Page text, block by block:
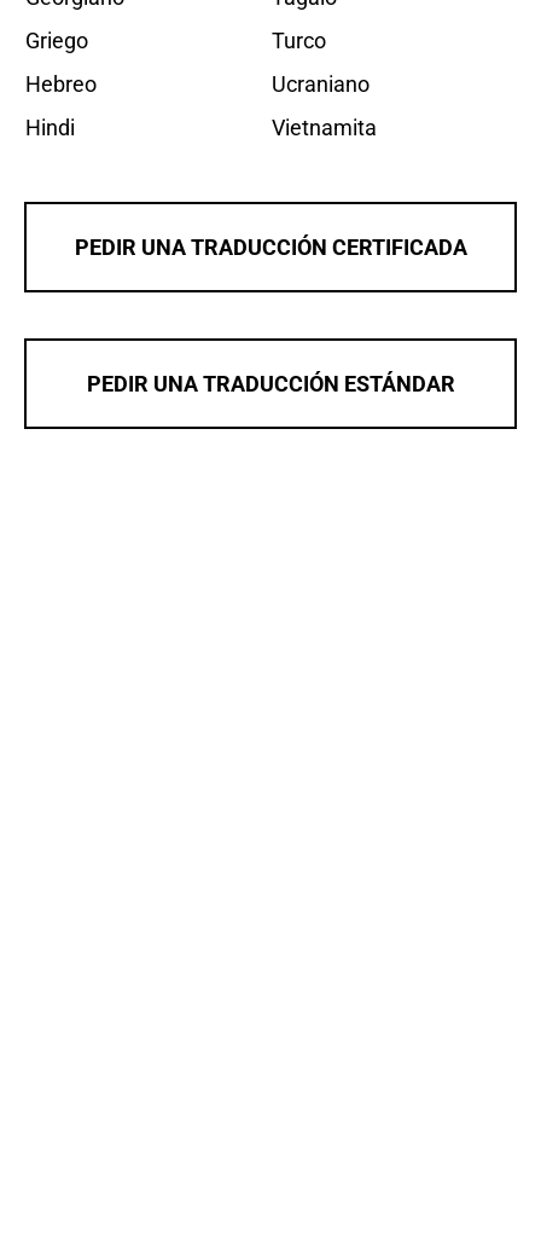
Griego
Hebreo
Hindi
Turco
Ucraniano
Vietnamita
PEDIR UNA TRADUCCIÓN CERTIFICADA
PEDIR UNA TRADUCCIÓN ESTÁNDAR